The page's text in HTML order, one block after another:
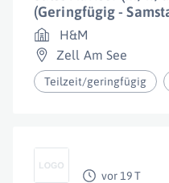
(Geringfügig -
H&M
Zell Am See
Teilzeit/geringfügig
vor 19 T